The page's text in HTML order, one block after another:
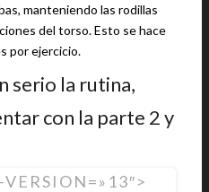
manteniendo las rodillas
del torso. Esto se hace
por ejercicio.
serio la rutina,
con la parte 2 y